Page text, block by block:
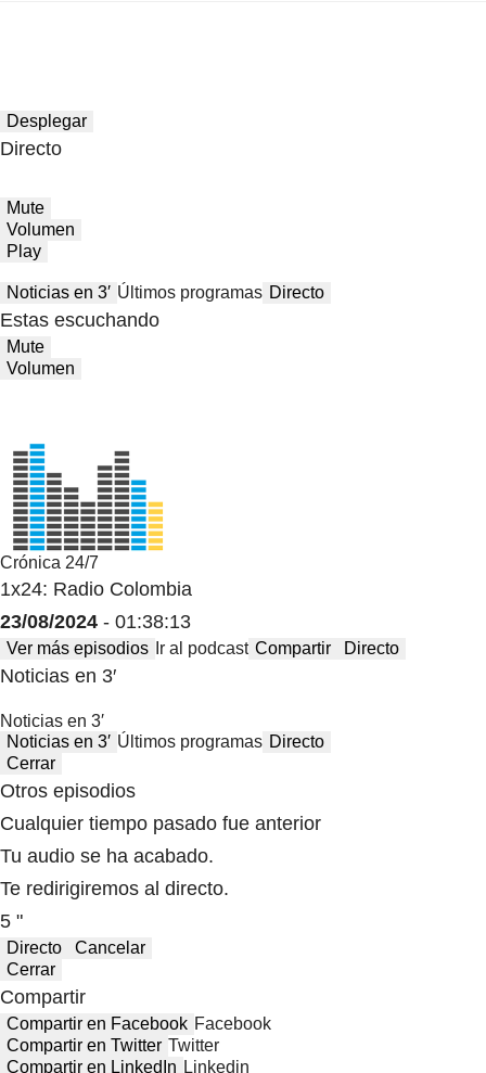
Desplegar
Directo
Mute
Volumen
Play
Noticias en 3′ Últimos programas Directo
Estas escuchando
Mute
Volumen
Crónica 24/7
1x24: Radio Colombia
23/08/2024 - 01:38:13
Ver más episodios Ir al podcast Compartir Directo
Noticias en 3′
Noticias en 3′
Noticias en 3′ Últimos programas Directo
Cerrar
Otros episodios
Cualquier tiempo pasado fue anterior
Tu audio se ha acabado.
Te redirigiremos al directo.
5 "
Directo
Cancelar
Cerrar
Compartir
Compartir en Facebook Facebook
Compartir en Twitter Twitter
Compartir en LinkedIn Linkedin